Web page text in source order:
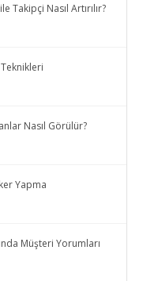
Takipçi Nasıl Artırılır?
Nasıl Görülür?
Yapma
Müşteri Yorumları